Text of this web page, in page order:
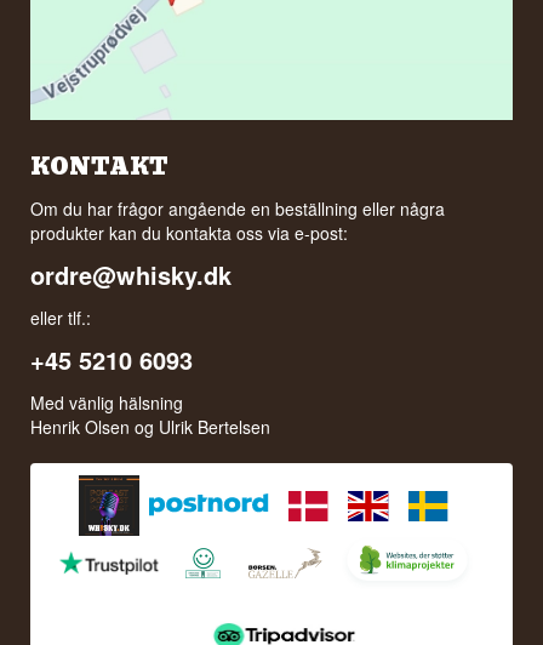
KONTAKT
Om du har frågor angående en beställning eller några
produkter kan du kontakta oss via e-post:
ordre@whisky.dk
eller tlf.:
+45 5210 6093
Med vänlig hälsning
Henrik Olsen og Ulrik Bertelsen